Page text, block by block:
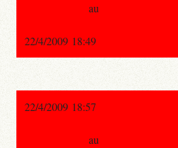
au
22/4/2009 18:49
22/4/2009 18:57
au